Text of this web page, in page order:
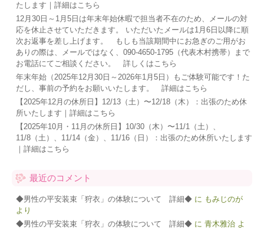
たします｜詳細はこちら
12月30日～1月5日は年末年始休暇で担当者不在のため、メールの対
応を休止させていただきます。 いただいたメールは1月6日以降に順
次お返事を差し上げます。 もしも当該期間中にお急ぎのご用がお
ありの際は、メールではなく、090-4650-1795（代表木村携帯）まで
お電話にてご相談ください。 詳しくはこちら
年末年始（2025年12月30日～2026年1月5日）もご体験可能です！た
だし、事前の予約をお願いいたします。 詳細はこちら
【2025年12月の休所日】12/13（土）〜12/18（木）：出張のため休
所いたします｜詳細はこちら
【2025年10月・11月の休所日】10/30（木）〜11/1（土）、
11/8（土）、11/14（金）、11/16（日）：出張のため休所いたします
｜詳細はこちら
最近のコメント
◆男性の平安装束「狩衣」の体験について 詳細◆ に もみじのが
より
◆男性の平安装束「狩衣」の体験について 詳細◆ に 青木雅治 よ